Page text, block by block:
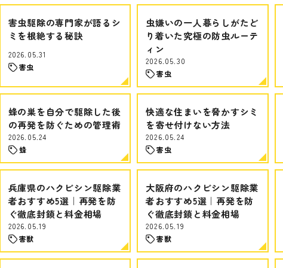
害虫駆除の専門家が語るシ
ミを根絶する秘訣
2026.05.31
害虫
虫嫌いの一人暮らしがたど
り着いた究極の防虫ルーテ
ィン
2026.05.30
害虫
蜂の巣を自分で駆除した後
の再発を防ぐための管理術
2026.05.24
蜂
快適な住まいを脅かすシミ
を寄せ付けない方法
2026.05.24
害虫
兵庫県のハクビシン駆除業
者おすすめ5選｜再発を防
ぐ徹底封鎖と料金相場
2026.05.19
害獣
大阪府のハクビシン駆除業
者おすすめ5選｜再発を防
ぐ徹底封鎖と料金相場
2026.05.19
害獣